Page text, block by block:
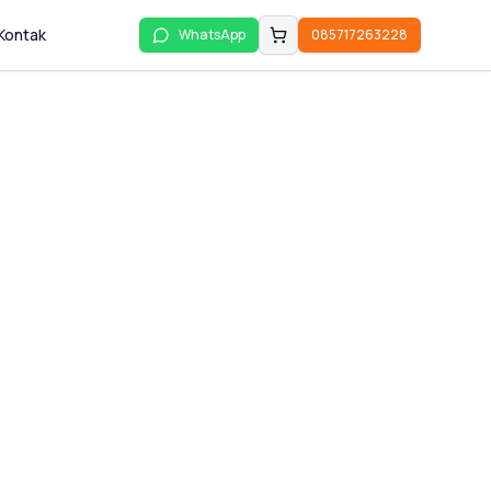
WhatsApp 085717263228